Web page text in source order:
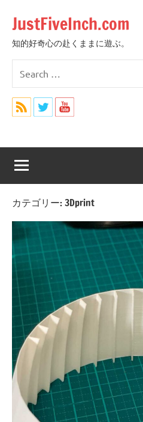
content
JustFiveInch.com
知的好奇心の赴くままに遊ぶ。
for:
カテゴリー:3Dprint